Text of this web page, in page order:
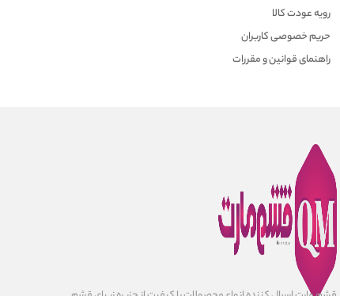
رویه عودت کالا
حریم خصوصی کاربران
راهنمای قوانین و مقررات